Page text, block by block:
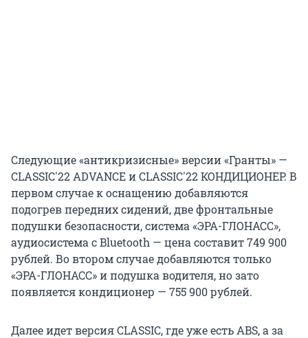
Следующие «антикризисные» версии «Гранты» —
CLASSIC'22 ADVANCE и CLASSIC'22 КОНДИЦИОНЕР. В
первом случае к оснащению добавляются
подогрев передних сидений, две фронтальные
подушки безопасности, система «ЭРА-ГЛОНАСС»,
аудиосистема с Bluetooth — цена составит 749 900
рублей. Во втором случае добавляются только
«ЭРА-ГЛОНАСС» и подушка водителя, но зато
появляется кондиционер — 755 900 рублей.
Далее идет версия CLASSIC, где уже есть ABS, а за